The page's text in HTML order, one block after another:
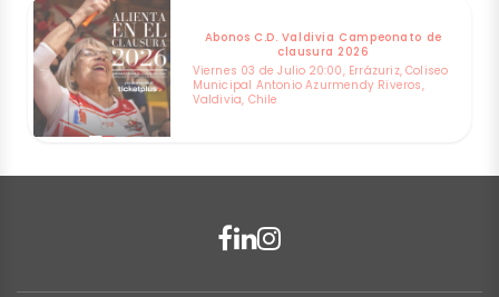
Abonos C.D. Valdivia Campeonato de
clausura 2026
Viernes 03 de Julio 20:00, Errázuriz, Coliseo
Municipal Antonio Azurmendy Riveros,
Valdivia, Chile